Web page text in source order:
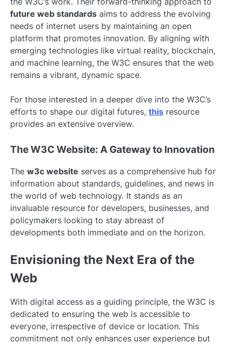
future web standards aims to address the evolving
needs of internet users by maintaining an open
platform that promotes innovation. By aligning with
emerging technologies like virtual reality, blockchain,
and machine learning, the W3C ensures that the web
remains a vibrant, dynamic space.
For those interested in a deeper dive into the W3C’s
efforts to shape our digital futures, this resource
provides an extensive overview.
The W3C Website: A Gateway to Innovation
The w3c website serves as a comprehensive hub for
information about standards, guidelines, and news in
the world of web technology. It stands as an
invaluable resource for developers, businesses, and
policymakers looking to stay abreast of
developments both immediate and on the horizon.
Envisioning the Next Era of the
Web
With digital access as a guiding principle, the W3C is
dedicated to ensuring the web is accessible to
everyone, irrespective of device or location. This
commitment not only enhances user experience but